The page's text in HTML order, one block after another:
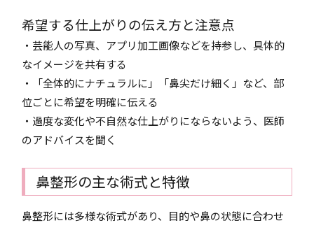
希望する仕上がりの伝え方と注意点
・芸能人の写真、アプリ加工画像などを持参し、具体的
なイメージを共有する
・「全体的にナチュラルに」「鼻尖だけ細く」など、部
位ごとに希望を明確に伝える
・過度な変化や不自然な仕上がりにならないよう、医師
のアドバイスを聞く
鼻整形の主な術式と特徴
鼻整形には多様な術式があり、目的や鼻の状態に合わせ